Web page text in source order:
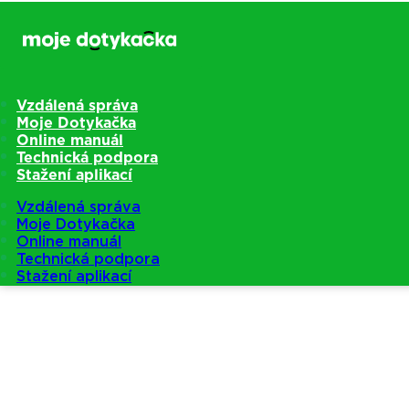
Vzdálená správa
Moje Dotykačka
Online manuál
Technická podpora
Stažení aplikací
Vzdálená správa
Moje Dotykačka
Online manuál
Technická podpora
Stažení aplikací